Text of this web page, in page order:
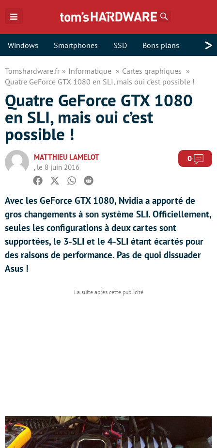
Windows Smartphones SSD Bons plans >
Tomshardware.fr Informatique
Cartes graphiques
Quatre GeForce GTX 1080 en SLI, mais oui c’est possible !
Quatre GeForce GTX 1080
en SLI, mais oui c’est
possible !
MATTHIEU LAMELOT
, le 8 juin 2016
0
Facebook
TwitterWhatsapp
Reddit
Avec les GeForce GTX 1080, Nvidia a apporté de
gros changements à son système SLI. Officiellement,
seules les configurations à deux cartes sont
supportées, le 3-SLI et le 4-SLI étant écartés pour
des raisons de performance. Pas de quoi dissuader
Asus !